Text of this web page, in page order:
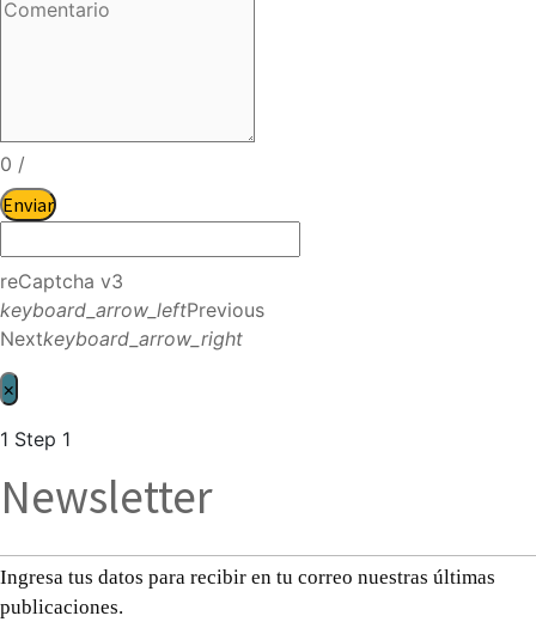
0 /
Enviar
reCaptcha v3
keyboard_arrow_leftPrevious
Nextkeyboard_arrow_right
×
1 Step 1
Newsletter
Ingresa tus datos para recibir en tu correo nuestras últimas
publicaciones.